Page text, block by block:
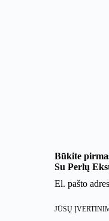
Būkite
Su Perlų
El. pašto
JŪSŲ